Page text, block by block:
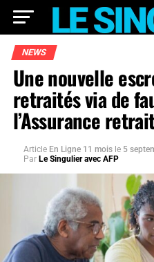
NEWS
Une nouvelle
retraités via de
l’Assurance
Article En Ligne 11 mois le 5
Par Le Singulier avec AFP